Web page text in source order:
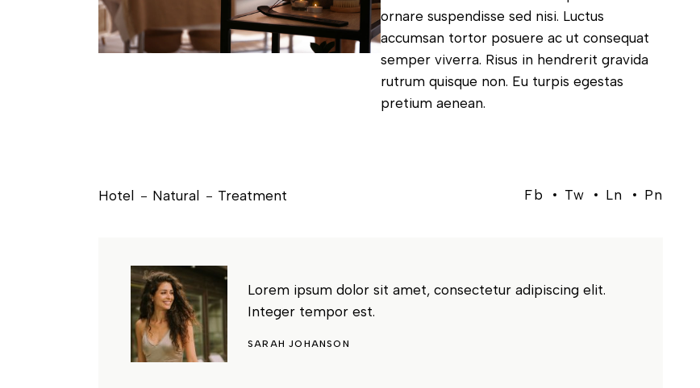
ornare suspendisse sed nisi. Luctus
accumsan tortor posuere ac ut consequat
semper viverra. Risus in hendrerit gravida
rutrum quisque non. Eu turpis egestas
pretium aenean.
Hotel Natural Treatment Fb Tw Ln Pn
Lorem ipsum dolor sit amet, consectetur adipiscing elit.
Integer tempor est.
SARAH JOHANSON